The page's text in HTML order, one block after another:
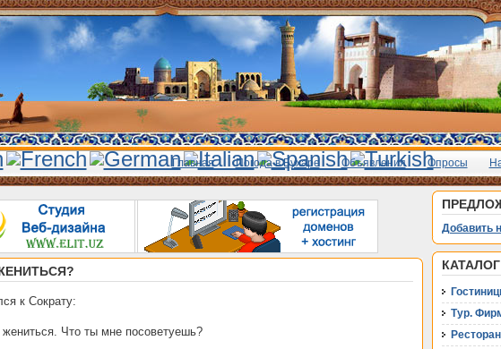
Главная Погода в Бухаре Объявления Опросы
к Сократу:
Что ты мне посоветуешь?
Добавить
КАТАЛОГ
Тур.